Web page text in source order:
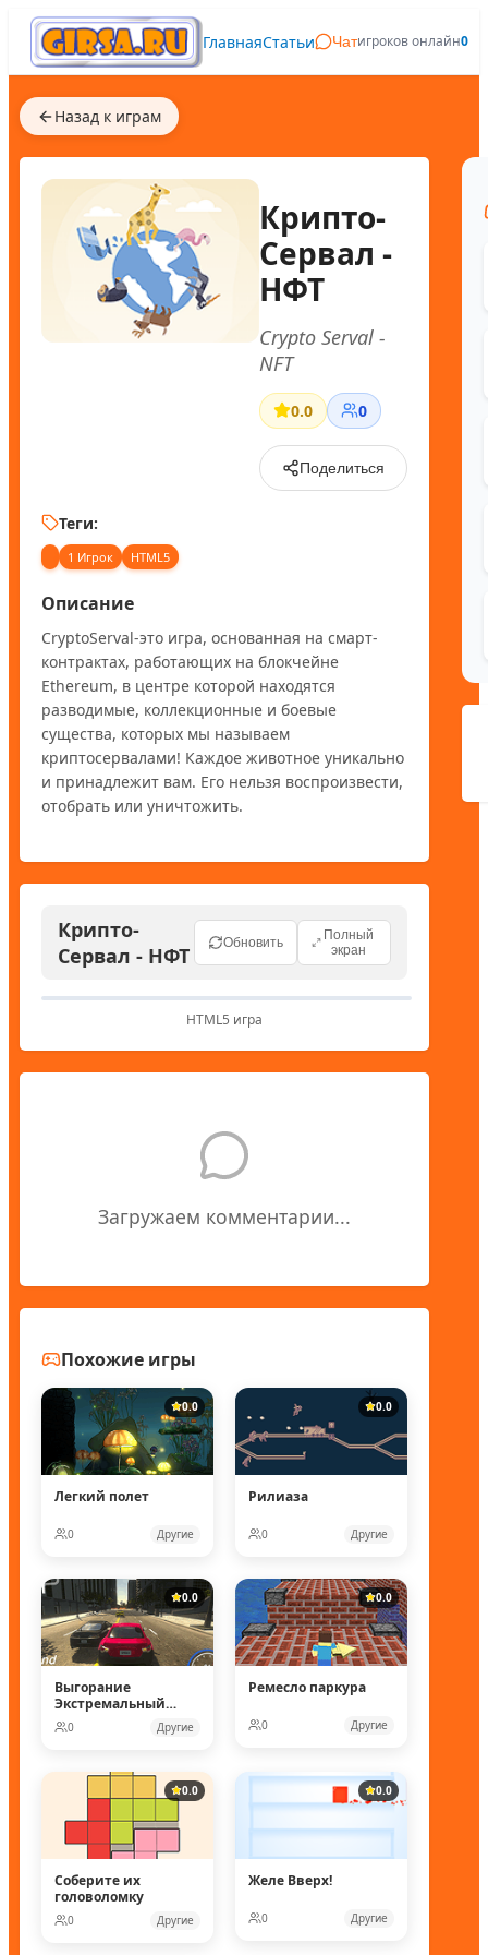
ГлавнаяСтатьи Чатигроков онлайн0
Назад к играм
Крипто-
Сервал -
НФТ
Crypto Serval -
NFT
0.0 0
Поделиться
Теги:
1 Игрок HTML5
Описание
CryptoServal-это игра, основанная на смарт-
контрактах, работающих на блокчейне
Ethereum, в центре которой находятся
разводимые, коллекционные и боевые
существа, которых мы называем
криптосервалами! Каждое животное уникально
и принадлежит вам. Его нельзя воспроизвести,
отобрать или уничтожить.
Крипто-
Сервал - НФТ
Обновить
Полный
экран
HTML5 игра
Загружаем комментарии...
Похожие игры
0.0
Легкий полет
0 Другие
0.0
Рилиаза
0 Другие
0.0
Выгорание
Экстремальный
Дрейф 3
0 Другие
0.0
Ремесло паркура
0 Другие
0.0
Соберите их
головоломку
0 Другие
0.0
Желе Вверх!
0 Другие